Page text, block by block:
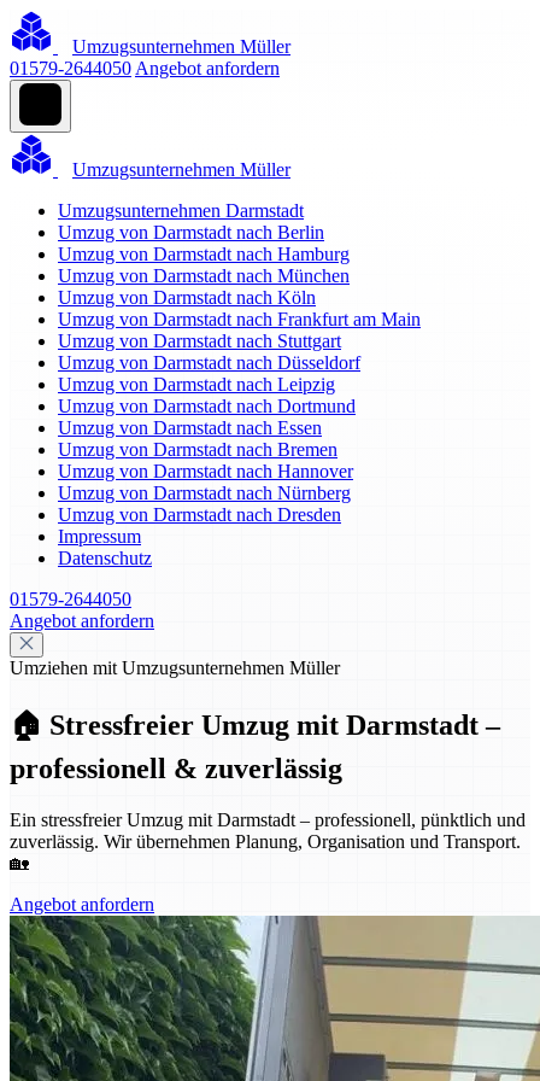
Umzugsunternehmen Müller
01579-2644050 Angebot anfordern
Umzugsunternehmen Müller
Umzugsunternehmen Darmstadt
Umzug von Darmstadt nach Berlin
Umzug von Darmstadt nach Hamburg
Umzug von Darmstadt nach München
Umzug von Darmstadt nach Köln
Umzug von Darmstadt nach Frankfurt am Main
Umzug von Darmstadt nach Stuttgart
Umzug von Darmstadt nach Düsseldorf
Umzug von Darmstadt nach Leipzig
Umzug von Darmstadt nach Dortmund
Umzug von Darmstadt nach Essen
Umzug von Darmstadt nach Bremen
Umzug von Darmstadt nach Hannover
Umzug von Darmstadt nach Nürnberg
Umzug von Darmstadt nach Dresden
Impressum
Datenschutz
01579-2644050
Angebot anfordern
Umziehen mit Umzugsunternehmen Müller
🏠 Stressfreier Umzug mit Darmstadt –
professionell & zuverlässig
Ein stressfreier Umzug mit Darmstadt – professionell, pünktlich und
zuverlässig. Wir übernehmen Planung, Organisation und Transport.
🏡
Angebot anfordern